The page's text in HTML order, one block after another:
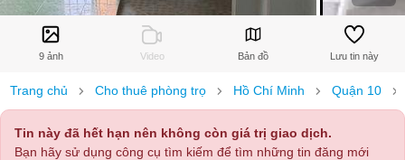
9 ảnh Video Bản đồ Lưu tin này
Trang chủ Cho thuê phòng trọ Hồ Chí Minh Quận 10
Tin này đã hết hạn nên không còn giá trị giao dịch.
Bạn hãy sử dụng công cụ tìm kiếm để tìm những tin đăng mới